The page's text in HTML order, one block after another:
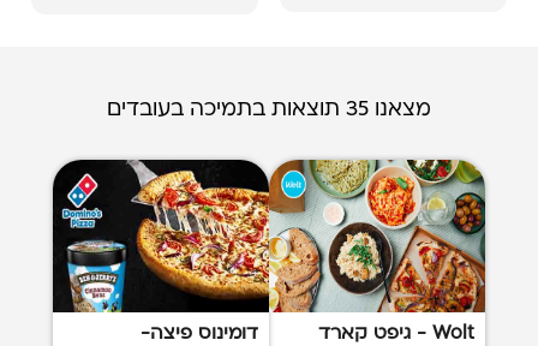
מצאנו 35 תוצאות בתמיכה בעובדים
Wolt - גיפט קארד
דומינוס פיצה-